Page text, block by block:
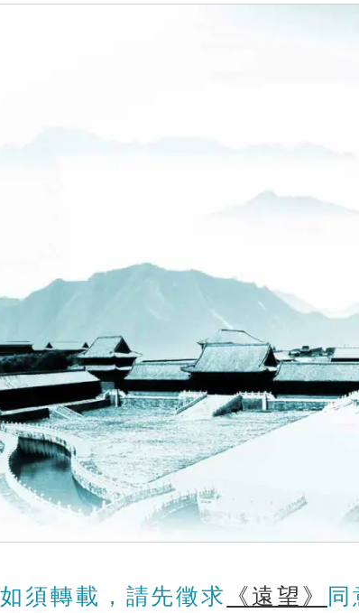
如須轉載，請先徵求 《遠望》